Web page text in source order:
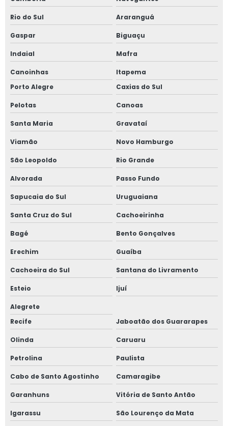
Rio do Sul Araranguá
Gaspar Biguaçu
Indaial Mafra
Canoinhas
Itapema
Porto Alegre
Caxias do Sul
Pelotas Canoas
Santa Maria Gravataí
Viamão Novo Hamburgo
São Leopoldo Rio Grande
Alvorada Passo Fundo
Sapucaia do Sul Uruguaiana
Santa Cruz do Sul Cachoeirinha
Bagé Bento Gonçalves
Erechim Guaíba
Cachoeira do Sul Santana do Livramento
Esteio Ijuí
Alegrete
Recife
Jaboatão dos Guararapes
Olinda Caruaru
Petrolina Paulista
Cabo de Santo Agostinho Camaragibe
Garanhuns Vitória de Santo Antão
Igarassu São Lourenço da Mata